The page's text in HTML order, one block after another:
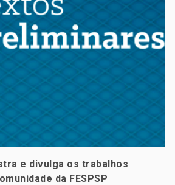
e divulga os trabalhos
da FESPSP